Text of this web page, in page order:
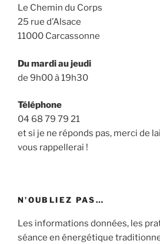
Le Chemin du Corps
25 rue d’Alsace
11000 Carcassonne
Du mardi au jeudi
de 9h00 à 19h30
Téléphone
04 68 79 79 21
et si je ne réponds pas, merci de
vous rappellerai !
N’OUBLIEZ PAS…
Les informations données, les
séance en énergétique